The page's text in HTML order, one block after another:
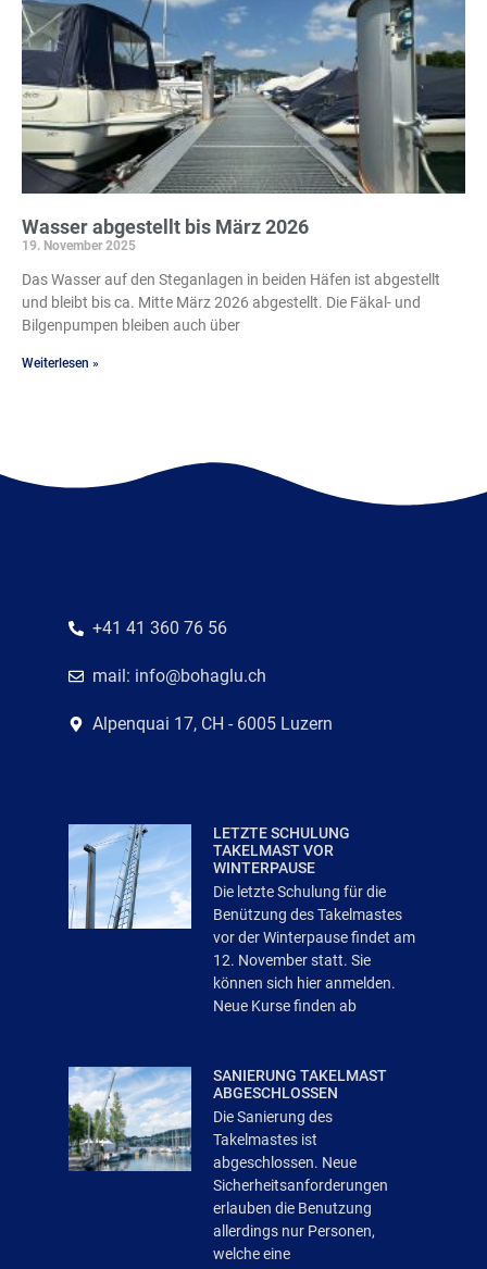
Wasser abgestellt bis März 2026
19. November 2025
Das Wasser auf den Steganlagen in beiden Häfen ist abgestellt
und bleibt bis ca. Mitte März 2026 abgestellt. Die Fäkal- und
Bilgenpumpen bleiben auch über
Weiterlesen »
+41 41 360 76 56
mail: info@bohaglu.ch
Alpenquai 17, CH - 6005 Luzern
LETZTE SCHULUNG
TAKELMAST VOR
WINTERPAUSE
Die letzte Schulung für die
Benützung des Takelmastes
vor der Winterpause findet am
12. November statt. Sie
können sich hier anmelden.
Neue Kurse finden ab
SANIERUNG TAKELMAST
ABGESCHLOSSEN
Die Sanierung des
Takelmastes ist
abgeschlossen. Neue
Sicherheitsanforderungen
erlauben die Benutzung
allerdings nur Personen,
welche eine